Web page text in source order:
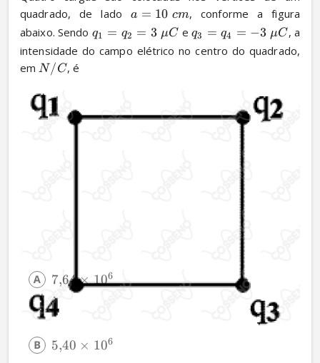
quadrado, de lado a = 10 cm, conforme a figura
abaixo. Sendo q1 = q2 = 3 μC e q3 = q4 = −3 μC, a
intensidade do campo elétrico no centro do quadrado,
em N /C, é
7,64 ×106
5,40 × 106